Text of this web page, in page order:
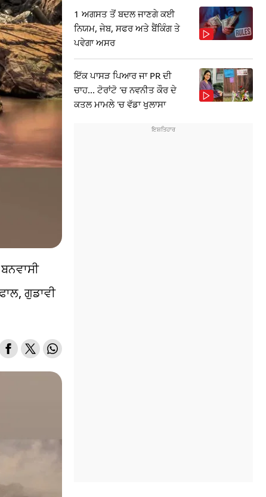
ਗੁਡਾਵੀ
1 ਅਗਸਤ ਤੋਂ ਬਦਲ ਜਾਣਗੇ ਕਈ
ਨਿਯਮ, ਜੇਬ, ਸਫਰ ਅਤੇ ਬੈਂਕਿੰਗ ਤੇ
ਪਵੇਗਾ ਅਸਰ
ਇੱਕ ਪਾਸੜ ਪਿਆਰ ਜਾ PR ਦੀ
ਚਾਹ... ਟੋਰਾਂਟੋ 'ਚ ਨਵਨੀਤ ਕੌਰ ਦੇ
ਕਤਲ ਮਾਮਲੇ 'ਚ ਵੱਡਾ ਖੁਲਾਸਾ